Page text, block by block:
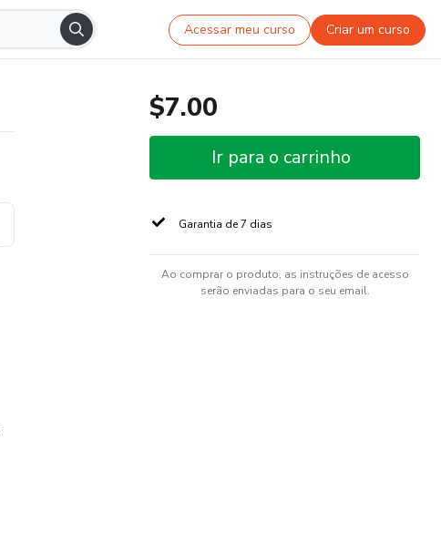
Acessar meu curso Criar um curso
$7.00
Ir para o carrinho
Garantia de 7 dias
Ao comprar o produto, as instruções de acesso
serão enviadas para o seu email.